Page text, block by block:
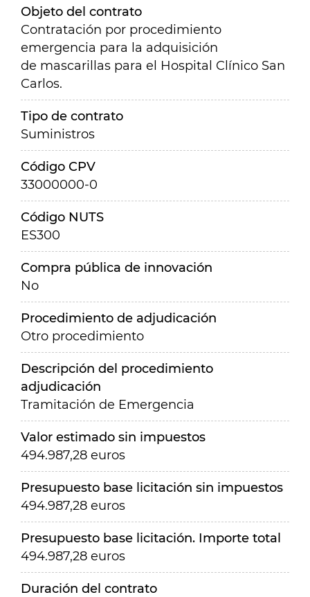
Objeto del contrato
Contratación por procedimiento
emergencia para la adquisición
de mascarillas para el Hospital Clínico San
Carlos.
Tipo de contrato
Suministros
Código CPV
33000000-0
Código NUTS
ES300
Compra pública de innovación
No
Procedimiento de adjudicación
Otro procedimiento
Descripción del procedimiento
adjudicación
Tramitación de Emergencia
Valor estimado sin impuestos
494.987,28 euros
Presupuesto base licitación sin impuestos
494.987,28 euros
Presupuesto base licitación. Importe total
494.987,28 euros
Duración del contrato